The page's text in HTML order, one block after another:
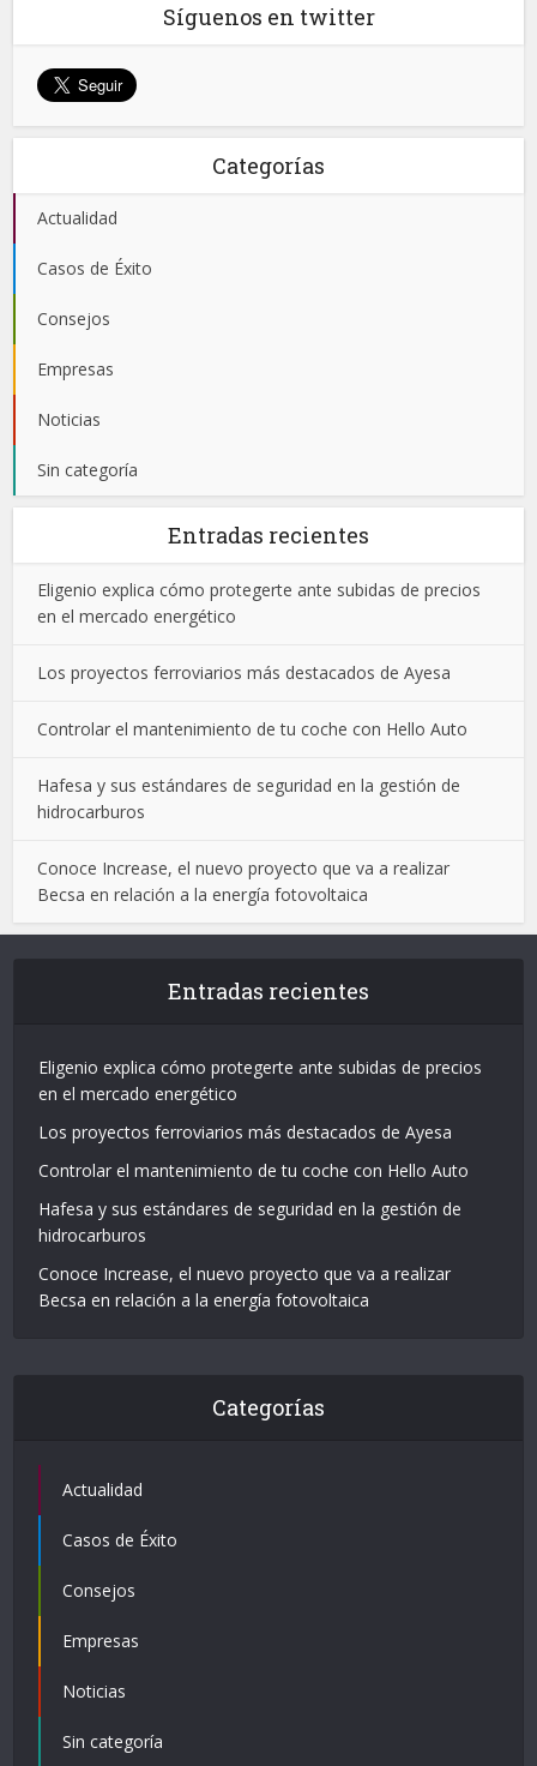
Síguenos en twitter
Categorías
Actualidad
Casos de Éxito
Consejos
Empresas
Noticias
Sin categoría
Entradas recientes
Eligenio explica cómo protegerte ante subidas de precios
en el mercado energético
Los proyectos ferroviarios más destacados de Ayesa
Controlar el mantenimiento de tu coche con Hello Auto
Hafesa y sus estándares de seguridad en la gestión de
hidrocarburos
Conoce Increase, el nuevo proyecto que va a realizar
Becsa en relación a la energía fotovoltaica
Entradas recientes
Eligenio explica cómo protegerte ante subidas de precios
en el mercado energético
Los proyectos ferroviarios más destacados de Ayesa
Controlar el mantenimiento de tu coche con Hello Auto
Hafesa y sus estándares de seguridad en la gestión de
hidrocarburos
Conoce Increase, el nuevo proyecto que va a realizar
Becsa en relación a la energía fotovoltaica
Categorías
Actualidad
Casos de Éxito
Consejos
Empresas
Noticias
Sin categoría